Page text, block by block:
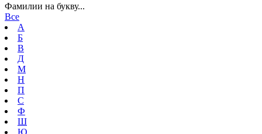
Фамилии на букву...
Все
А
Б
В
Д
М
Н
П
С
Ф
Ш
Ю